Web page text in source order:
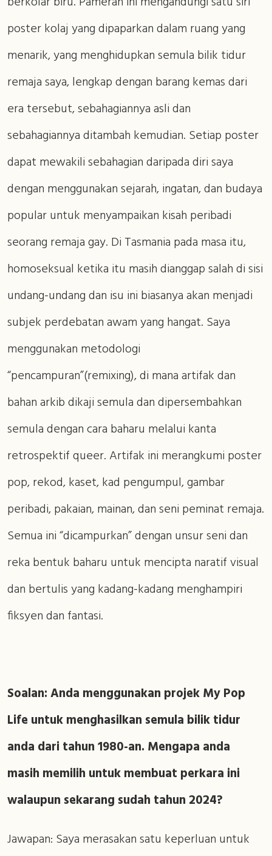
poster kolaj yang dipaparkan dalam ruang yang
menarik, yang menghidupkan semula bilik tidur
remaja saya, lengkap dengan barang kemas dari
era tersebut, sebahagiannya asli dan
sebahagiannya ditambah kemudian. Setiap poster
dapat mewakili sebahagian daripada diri saya
dengan menggunakan sejarah, ingatan, dan budaya
popular untuk menyampaikan kisah peribadi
seorang remaja gay. Di Tasmania pada masa itu,
homoseksual ketika itu masih dianggap salah di sisi
undang-undang dan isu ini biasanya akan menjadi
subjek perdebatan awam yang hangat. Saya
menggunakan metodologi
“pencampuran”(remixing), di mana artifak dan
bahan arkib dikaji semula dan dipersembahkan
semula dengan cara baharu melalui kanta
retrospektif queer. Artifak ini merangkumi poster
pop, rekod, kaset, kad pengumpul, gambar
peribadi, pakaian, mainan, dan seni peminat remaja.
Semua ini “dicampurkan” dengan unsur seni dan
reka bentuk baharu untuk mencipta naratif visual
dan bertulis yang kadang-kadang menghampiri
fiksyen dan fantasi.
Soalan: Anda menggunakan projek My Pop
Life untuk menghasilkan semula bilik tidur
anda dari tahun 1980-an. Mengapa anda
masih memilih untuk membuat perkara ini
walaupun sekarang sudah tahun 2024?
Jawapan: Saya merasakan satu keperluan untuk